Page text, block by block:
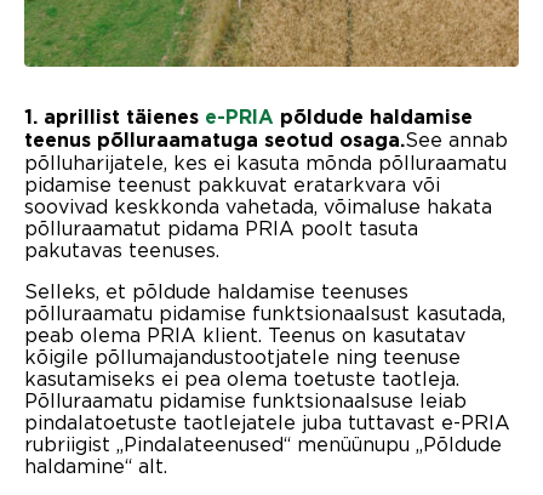
1. aprillist täienes e-PRIA põldude haldamise
teenus põlluraamatuga seotud osaga.See annab
põlluharijatele, kes ei kasuta mõnda põlluraamatu
pidamise teenust pakkuvat eratarkvara või
soovivad keskkonda vahetada, võimaluse hakata
põlluraamatut pidama PRIA poolt tasuta
pakutavas teenuses.
Selleks, et põldude haldamise teenuses
põlluraamatu pidamise funktsionaalsust kasutada,
peab olema PRIA klient. Teenus on kasutatav
kõigile põllumajandustootjatele ning teenuse
kasutamiseks ei pea olema toetuste taotleja.
Põlluraamatu pidamise funktsionaalsuse leiab
pindalatoetuste taotlejatele juba tuttavast e-PRIA
rubriigist „Pindalateenused“ menüünupu „Põldude
haldamine“ alt.